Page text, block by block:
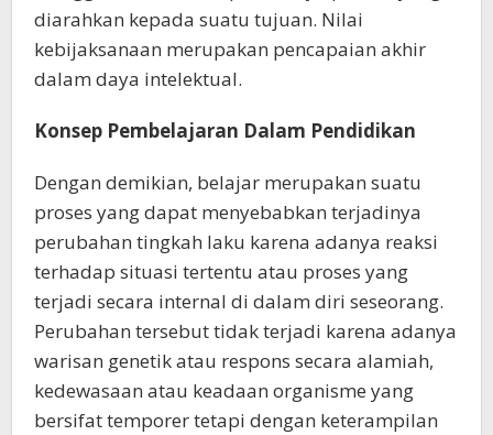
diarahkan kepada suatu tujuan. Nilai
kebijaksanaan merupakan pencapaian akhir
dalam daya intelektual.
Konsep Pembelajaran Dalam Pendidikan
Dengan demikian, belajar merupakan suatu
proses yang dapat menyebabkan terjadinya
perubahan tingkah laku karena adanya reaksi
terhadap situasi tertentu atau proses yang
terjadi secara internal di dalam diri seseorang.
Perubahan tersebut tidak terjadi karena adanya
warisan genetik atau respons secara alamiah,
kedewasaan atau keadaan organisme yang
bersifat temporer tetapi dengan keterampilan